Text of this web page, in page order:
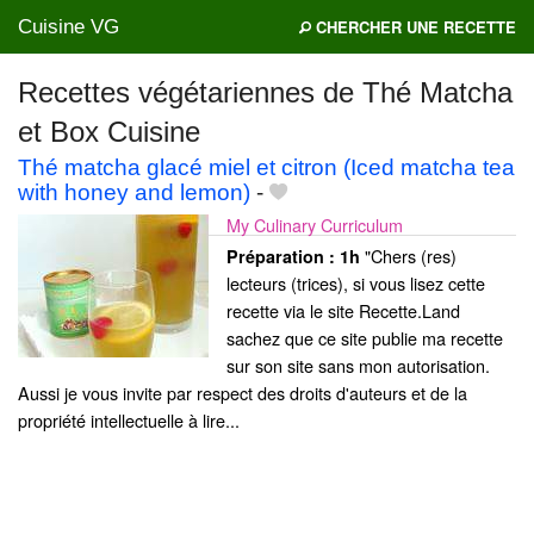
Cuisine VG CHERCHER UNE RECETTE
Recettes végétariennes de Thé Matcha
et Box Cuisine
Thé matcha glacé miel et citron (Iced matcha tea
with honey and lemon) -
My Culinary Curriculum
Préparation : 1h "Chers (res)
lecteurs (trices), si vous lisez cette
recette via le site Recette.Land
sachez que ce site publie ma recette
sur son site sans mon autorisation.
Aussi je vous invite par respect des droits d'auteurs et de la
propriété intellectuelle à lire...